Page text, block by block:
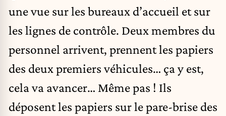
une vue sur les bureaux d’accueil et sur
les lignes de contrôle. Deux membres du
personnel arrivent, prennent les papiers
des deux premiers véhicules… ça y est,
cela va avancer… Même pas ! Ils
déposent les papiers sur le pare-brise des